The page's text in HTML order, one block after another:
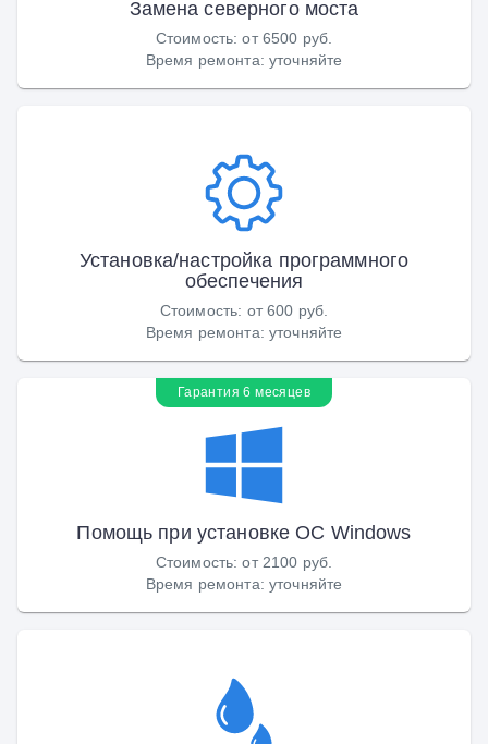
Замена северного моста
Стоимость:от 6500 руб.
Время ремонта: уточняйте
Установка/настройка программного
обеспечения
Стоимость: от 600 руб.
Время ремонта: уточняйте
Гарантия 6 месяцев
Помощь при установке ОС Windows
Стоимость:от 2100 руб.
Время ремонта: уточняйте